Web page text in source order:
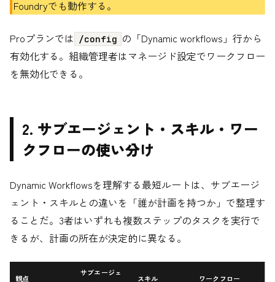
Foundryでも動作する。
Proプランでは /config の「Dynamic workflows」行から
有効化する。組織管理者はマネージド設定でワークフロー
を無効化できる。
2. サブエージェント・スキル・ワー
クフローの使い分け
Dynamic Workflowsを理解する最短ルートは、サブエージ
ェント・スキルとの違いを「誰が計画を持つか」で整理す
ることだ。3者はいずれも複数ステップのタスクを実行で
きるが、計画の所在が決定的に異なる。
観点
サブエージェ
スキル ワークフロー